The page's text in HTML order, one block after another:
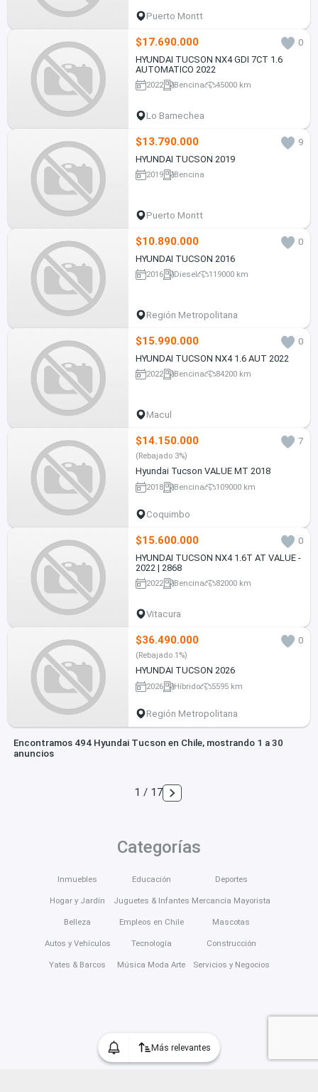
Más relevantes
Puerto Montt
$17.690.000
0
HYUNDAI TUCSON NX4 GDI 7CT 1.6
AUTOMATICO 2022
2022 Bencina 45000 km
Lo Barnechea
$13.790.000
9
HYUNDAI TUCSON 2019
2019 Bencina
Puerto Montt
$10.890.000
0
HYUNDAI TUCSON 2016
2016 Diesel 119000 km
Región Metropolitana
$15.990.000
0
HYUNDAI TUCSON NX4 1.6 AUT 2022
2022 Bencina 84200 km
Macul
$14.150.000 7
(Rebajado 3%)
Hyundai Tucson VALUE MT 2018
2018 Bencina 109000 km
Coquimbo
$15.600.000
0
HYUNDAI TUCSON NX4 1.6T AT VALUE -
2022 | 2868
2022 Bencina 82000 km
Vitacura
$36.490.000 0
(Rebajado 1%)
HYUNDAI TUCSON 2026
2026 Híbrido 5595 km
Región Metropolitana
Encontramos 494 Hyundai Tucson en Chile, mostrando 1 a 30
anuncios
1 / 17
Categorías
Inmuebles
Hogar y Jardín
Belleza
Autos y Vehículos
Yates & Barcos
Educación
Juguetes & Infantes
Empleos en Chile
Tecnología
Música Moda Arte
Deportes
Mercancía Mayorista
Mascotas
Construcción
Servicios y Negocios